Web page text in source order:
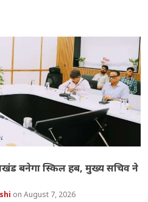
बनेगा स्किल हब, मुख्य सचिव ने
August 7, 2026